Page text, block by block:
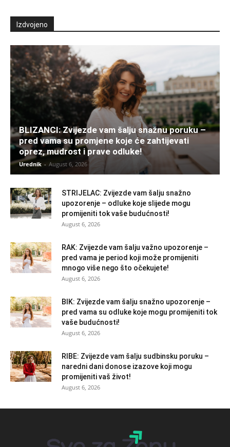
Izdvojeno
BLIZANCI: Zvijezde vam šalju snažnu poruku –
pred vama su promjene koje će zahtijevati
oprez, mudrost i prave odluke!
Urednik - August 6, 2026
STRIJELAC: Zvijezde vam šalju snažno
upozorenje – odluke koje slijede mogu
promijeniti tok vaše budućnosti!
August 6, 2026
RAK: Zvijezde vam šalju važno upozorenje –
pred vama je period koji može promijeniti
mnogo više nego što očekujete!
August 6, 2026
BIK: Zvijezde vam šalju snažno upozorenje –
pred vama su odluke koje mogu promijeniti tok
vaše budućnosti!
August 6, 2026
RIBE: Zvijezde vam šalju sudbinsku poruku –
naredni dani donose izazove koji mogu
promijeniti vaš život!
August 6, 2026